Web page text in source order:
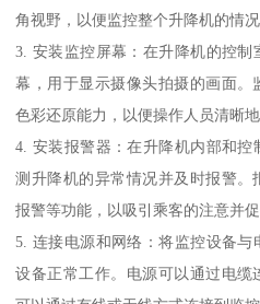
角视野，以便监控整个升降机的情况
3. 安装监控屏幕：在升降机的控
幕，用于显示摄像头拍摄的画面
色彩还原能力，以便操作人员清晰
4. 安装报警器：在升降机内部和
测升降机的异常情况并及时报警
报警等功能，以吸引乘客的注意并
5. 连接电源和网络：将监控设备
设备正常工作。电源可以通过电